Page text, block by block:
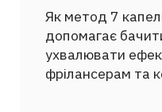
Як метод 7
допомагає
ухвалювати
фрілансерам та